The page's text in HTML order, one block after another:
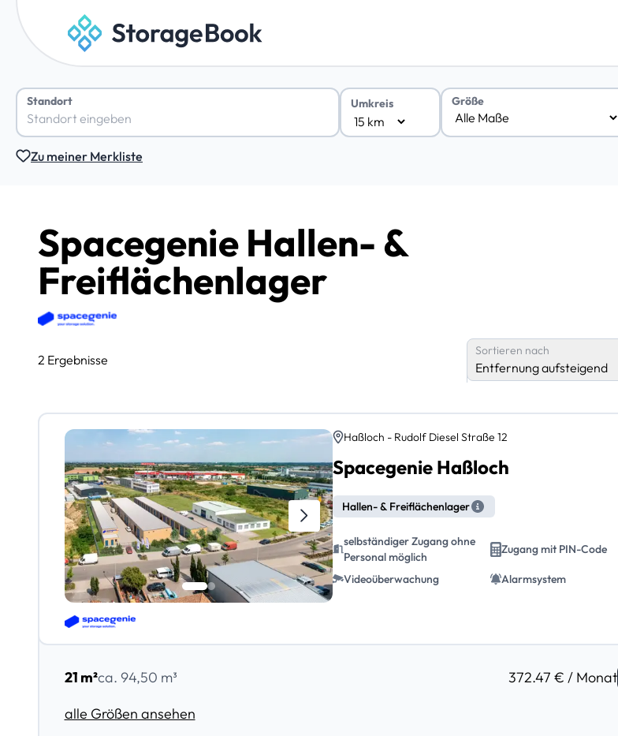
Standort Umkreis Größe
Zu meiner Merkliste
Spacegenie Hallen- &
Freiflächenlager
2 Ergebnisse
Sortieren nach
Entfernung aufsteigend
Haßloch - Rudolf Diesel Straße 12
Spacegenie Haßloch
Hallen- & Freiflächenlager
selbständiger Zugang ohne
Personal möglich
Zugang mit PIN-Code
Videoüberwachung Alarmsystem
21 m²ca. 94,50 m³
372.47 € / Monat
alle Größen ansehen